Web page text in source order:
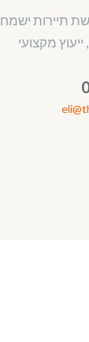
תיירות ישמח
מקצועי